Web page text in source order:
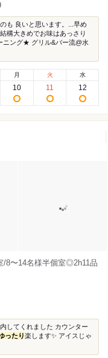
も 良いと思います。...早め
構大きめでお味はあっさり
ニング★ グリル&バー流@水
月
10
火
11
水
12
8〜14名様半個室◎2h11品
してくれました カウンター
ったり楽します✨ アイスじゃ